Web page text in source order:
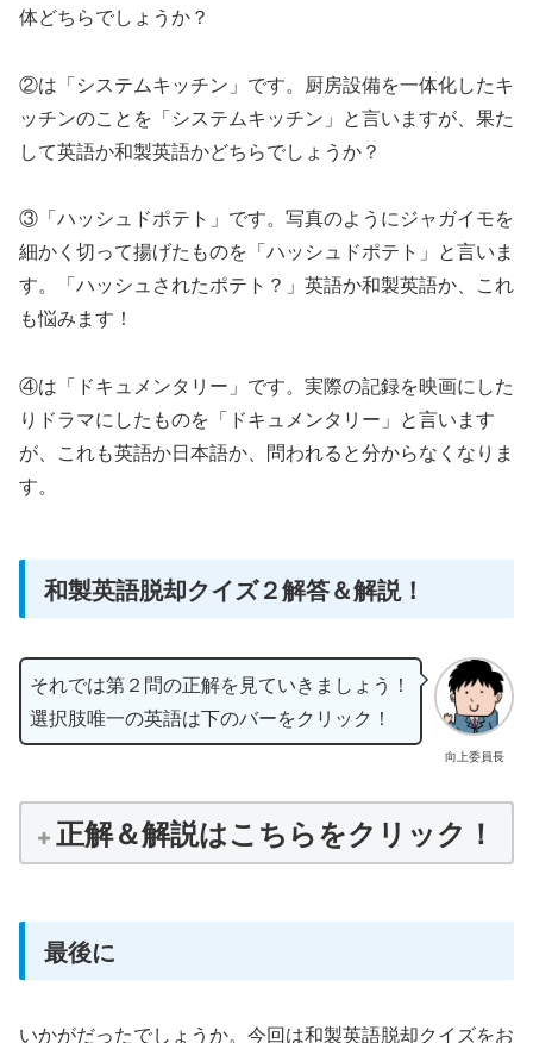
体どちらでしょうか？
②は「システムキッチン」です。厨房設備を一体化したキ
ッチンのことを「システムキッチン」と言いますが、果た
して英語か和製英語かどちらでしょうか？
③「ハッシュドポテト」です。写真のようにジャガイモを
細かく切って揚げたものを「ハッシュドポテト」と言いま
す。「ハッシュされたポテト？」英語か和製英語か、これ
も悩みます！
④は「ドキュメンタリー」です。実際の記録を映画にした
りドラマにしたものを「ドキュメンタリー」と言います
が、これも英語か日本語か、問われると分からなくなりま
す。
和製英語脱却クイズ２解答＆解説！
向上委員長
それでは第２問の正解を見ていきましょう！
選択肢唯一の英語は下のバーをクリック！
正解＆解説はこちらをクリック！
最後に
いかがだったでしょうか。今回は和製英語脱却クイズをお